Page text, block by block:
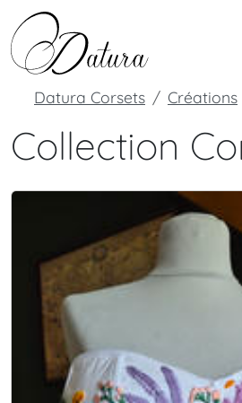
Datura Corsets Créations
Collection